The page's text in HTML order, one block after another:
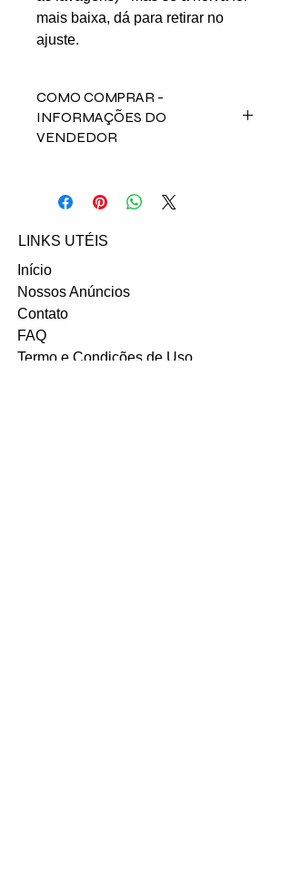
mais baixa, dá para retirar no
ajuste.
COMO COMPRAR -
INFORMAÇÕES DO
VENDEDOR
fale direto com a vendedora Jessica
Parreira no contato abaixo:
Email: jessicapfreis@gmail.com
INSTAGRAM
LINKS UTÉIS
Início
Nossos Anúncios
Contato
FAQ
Termo e Condições de Uso